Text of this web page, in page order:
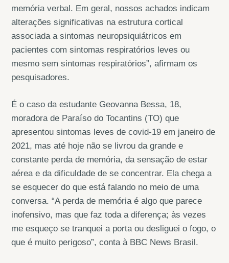
memória verbal. Em geral, nossos achados indicam
alterações significativas na estrutura cortical
associada a sintomas neuropsiquiátricos em
pacientes com sintomas respiratórios leves ou
mesmo sem sintomas respiratórios”, afirmam os
pesquisadores.
É o caso da estudante Geovanna Bessa, 18,
moradora de Paraíso do Tocantins (TO) que
apresentou sintomas leves de covid-19 em janeiro de
2021, mas até hoje não se livrou da grande e
constante perda de memória, da sensação de estar
aérea e da dificuldade de se concentrar. Ela chega a
se esquecer do que está falando no meio de uma
conversa. “A perda de memória é algo que parece
inofensivo, mas que faz toda a diferença; às vezes
me esqueço se tranquei a porta ou desliguei o fogo, o
que é muito perigoso”, conta à BBC News Brasil.